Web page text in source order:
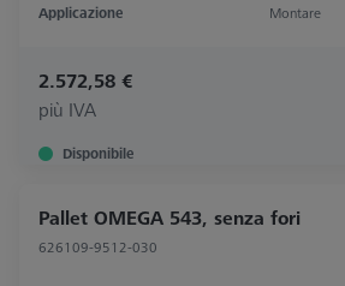
Applicazione
Montare
2.572,58 €
più IVA
Disponibile
Pallet OMEGA 543, senza fori
626109-9512-030